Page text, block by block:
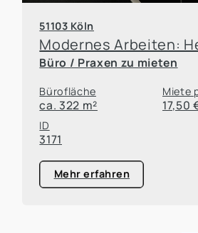
51103 Köln
Büro / Praxen zu mieten
Bürofläche
ca. 322 m²
Miete
17,50
ID
3171
Mehr erfahren